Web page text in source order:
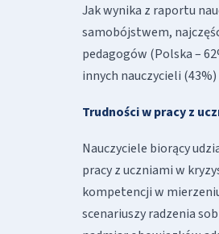
Jak wynika z raportu
samobójstwem,
pedagogów (Polska –
innych nauczycieli
Trudności w pracy z
Nauczyciele biorący
pracy z uczniami w
kompetencji w
scenariuszy radzenia